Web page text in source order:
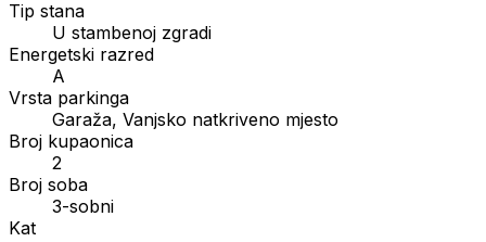
Tip stana
U stambenoj zgradi
Energetski razred
A
Vrsta parkinga
Garaža, Vanjsko natkriveno mjesto
Broj kupaonica
2
Broj soba
3-sobni
Kat